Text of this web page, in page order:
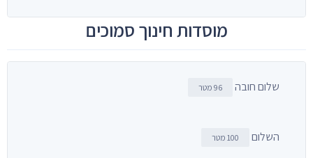
מוסדות חינוך סמוכים
שלום חובה 96 מטר
השלום 100 מטר